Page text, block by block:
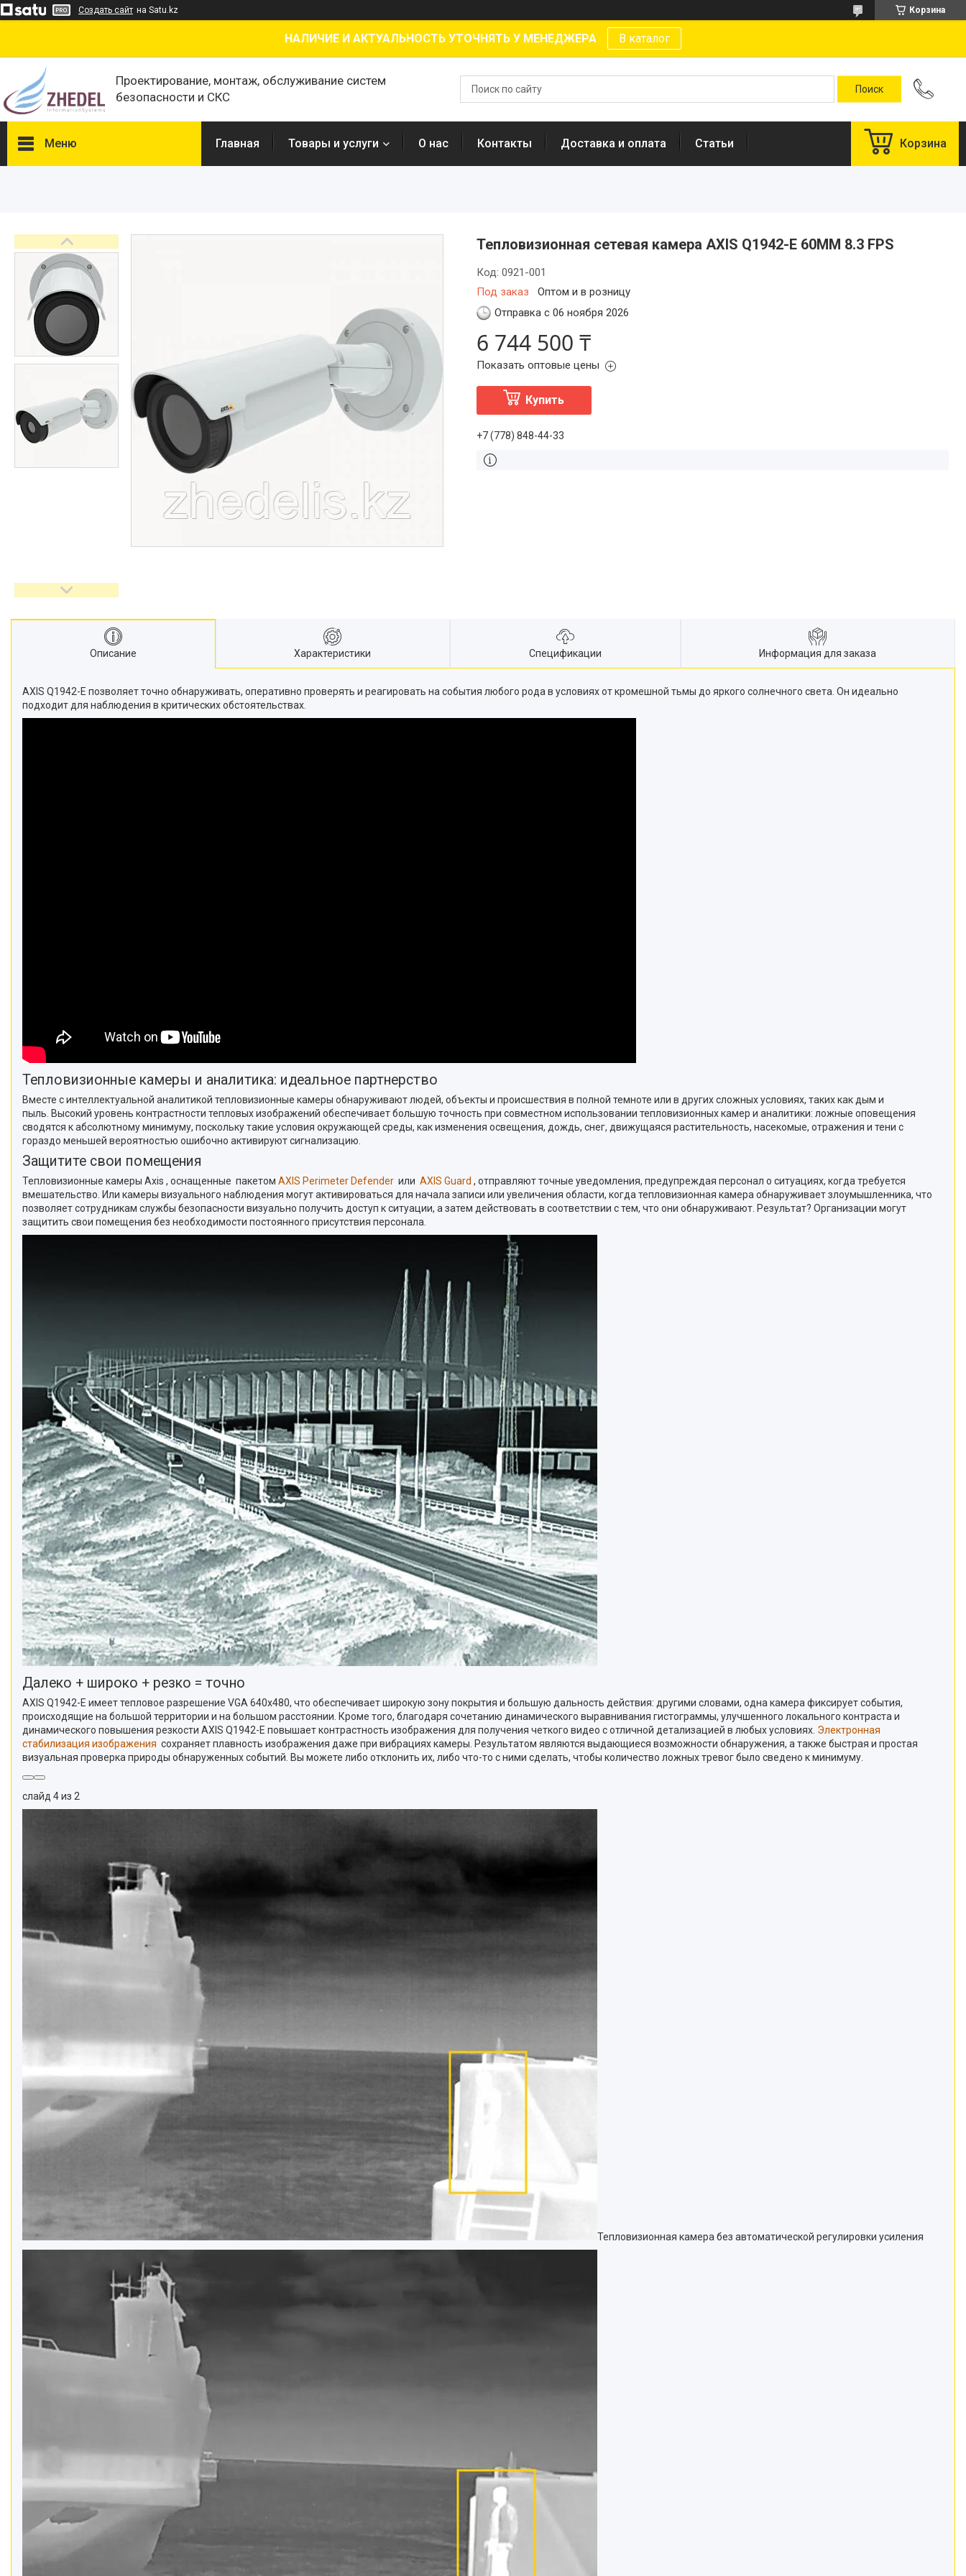
Создать сайт на Satu.kz Корзина
НАЛИЧИЕ И АКТУАЛЬНОСТЬ УТОЧНЯТЬ У МЕНЕДЖЕРА В каталог
Проектирование, монтаж, обслуживание систем
безопасности и СКС
Меню
Сертификаты
Главная Товары и услуги О нас Контакты Доставка и оплата Статьи Корзина
Тепловизионная сетевая камера AXIS Q1942-E 60MM 8.3 FPS
Под заказ Оптом и в розницу
Код: 0921-001
Отправка с 06 ноября 2026
6 744 500 ₸
Показать оптовые цены
Купить
+7 (778) 848-44-33
Описание Характеристики Спецификации Информация для заказа
AXIS Q1942-E позволяет точно обнаруживать, оперативно проверять и реагировать на события любого рода в условиях от кромешной тьмы до яркого солнечного света. Он идеально
подходит для наблюдения в критических обстоятельствах.
Тепловизионные камеры и аналитика: идеальное партнерство
Вместе с интеллектуальной аналитикой тепловизионные камеры обнаруживают людей, объекты и происшествия в полной темноте или в других сложных условиях, таких как дым и
пыль. Высокий уровень контрастности тепловых изображений обеспечивает большую точность при совместном использовании тепловизионных камер и аналитики: ложные оповещения
сводятся к абсолютному минимуму, поскольку такие условия окружающей среды, как изменения освещения, дождь, снег, движущаяся растительность, насекомые, отражения и тени с
гораздо меньшей вероятностью ошибочно активируют сигнализацию.
Защитите свои помещения
Тепловизионные камеры Axis , оснащенные пакетом AXIS Perimeter Defender или AXIS Guard , отправляют точные уведомления, предупреждая персонал о ситуациях, когда требуется
вмешательство. Или камеры визуального наблюдения могут активироваться для начала записи или увеличения области, когда тепловизионная камера обнаруживает злоумышленника, что
позволяет сотрудникам службы безопасности визуально получить доступ к ситуации, а затем действовать в соответствии с тем, что они обнаруживают. Результат? Организации могут
защитить свои помещения без необходимости постоянного присутствия персонала.
Далеко + широко + резко = точно
AXIS Q1942-E имеет тепловое разрешение VGA 640x480, что обеспечивает широкую зону покрытия и большую дальность действия: другими словами, одна камера фиксирует события,
происходящие на большой территории и на большом расстоянии. Кроме того, благодаря сочетанию динамического выравнивания гистограммы, улучшенного локального контраста и
динамического повышения резкости AXIS Q1942-E повышает контрастность изображения для получения четкого видео с отличной детализацией в любых условиях. Электронная
стабилизация изображения сохраняет плавность изображения даже при вибрациях камеры. Результатом являются выдающиеся возможности обнаружения, а также быстрая и простая
визуальная проверка природы обнаруженных событий. Вы можете либо отклонить их, либо что-то с ними сделать, чтобы количество ложных тревог было сведено к минимуму.
слайд 4 из 2
Тепловизионная камера без автоматической регулировки усиления